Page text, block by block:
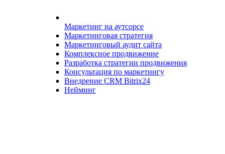
Маркетинг на аутсорсе
Маркетинговая стратегия
Маркетинговый аудит сайта
Комплексное продвижение
Разработка стратегии продвижения
Консультация по маркетингу
Внедрение CRM Bitrix24
Нейминг